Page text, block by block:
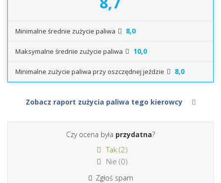
Minimalne średnie zużycie paliwa 8,0
Maksymalne średnie zużycie paliwa 10,0
Minimalne zużycie paliwa przy oszczędnej jeździe 8,0
Zobacz raport zużycia paliwa tego kierowcy
Czy ocena była przydatna?
Tak (2)
Nie (0)
Zgłoś spam